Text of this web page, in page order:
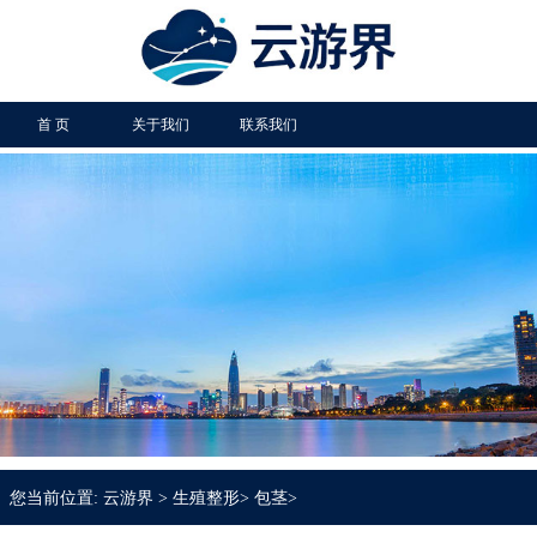
首 页 关于我们 联系我们
您当前位置: 云游界 > 生殖整形> 包茎>